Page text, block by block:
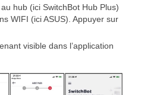
hub (ici SwitchBot Hub Plus)
WIFI (ici ASUS). Appuyer sur
visible dans l’application